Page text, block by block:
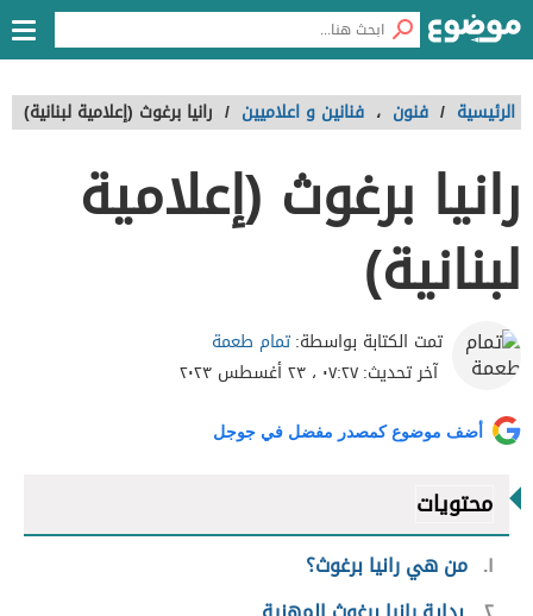
الرئيسية / فنون ، فنانين و اعلاميين / رانيا برغوث (إعلامية لبنانية)
رانيا برغوث (إعلامية
لبنانية)
تمت الكتابة بواسطة:تمام طعمة
آخر تحديث:٠٧:٢٧ ، ٢٣ أغسطس ٢٠٢٣
أضف موضوع كمصدر مفضل في جوجل
محتويات
١ من هي رانيا برغوث؟